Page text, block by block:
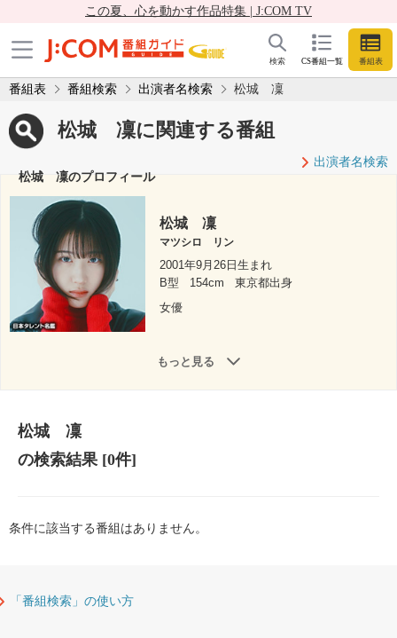
この夏、心を動かす作品特集 | J:COM TV
CS番組一覧 番組表
検索
番組表 番組検索 出演者名検索 松城 凜
松城 凜に関連する番組
出演者名検索
松城 凜のプロフィール
松城 凜
マツシロ リン
2001年9月26日生まれ
B型
154cm
東京都出身
女優
もっと見る
松城 凜
の検索結果[0件]
条件に該当する番組はありません。
「番組検索」の使い方